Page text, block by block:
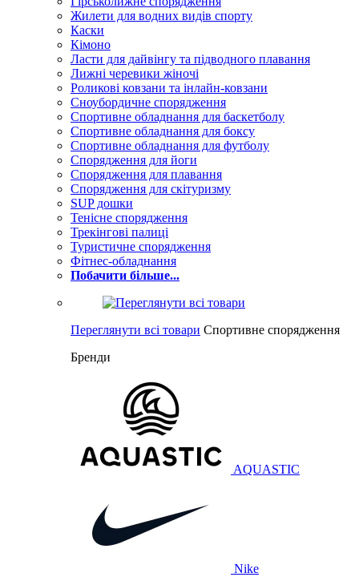
Жилети для водних видів спорту
Каски
Кімоно
Ласти для дайвінгу та підводного плавання
Лижні черевики жіночі
Роликові ковзани та інлайн-ковзани
Сноубордичне спорядження
Спортивне обладнання для баскетболу
Спортивне обладнання для боксу
Спортивне обладнання для футболу
Спорядження для йоги
Спорядження для плавання
Спорядження для скітуризму
SUP дошки
Тенісне спорядження
Трекінгові палиці
Туристичне спорядження
Фітнес-обладнання
Побачити більше...
Переглянути всі товари Спортивне спорядження
Бренди
AQUASTIC
Nike